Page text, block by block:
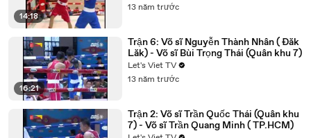
14:18
13 năm trước
16:21
Trận 6: Võ sĩ Nguyễn Thành Nhân ( Đăk
Lăk) - Võ sĩ Bùi Trọng Thái (Quân khu 7)
Let's Viet TV
13 năm trước
Trận 2: Võ sĩ Trần Quốc Thái (Quân khu
7) - Võ sĩ Trần Quang Minh ( TP.HCM)